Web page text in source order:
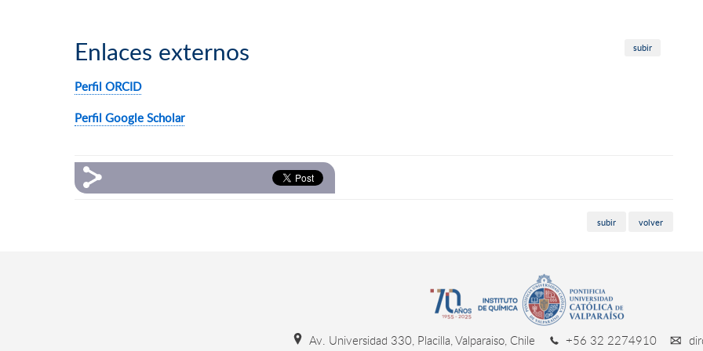
Enlaces externos subir
Perfil ORCID
Perfil Google Scholar
subir volver
Av. Universidad 330, Placilla, Valparaiso, Chile +56 32 2274910